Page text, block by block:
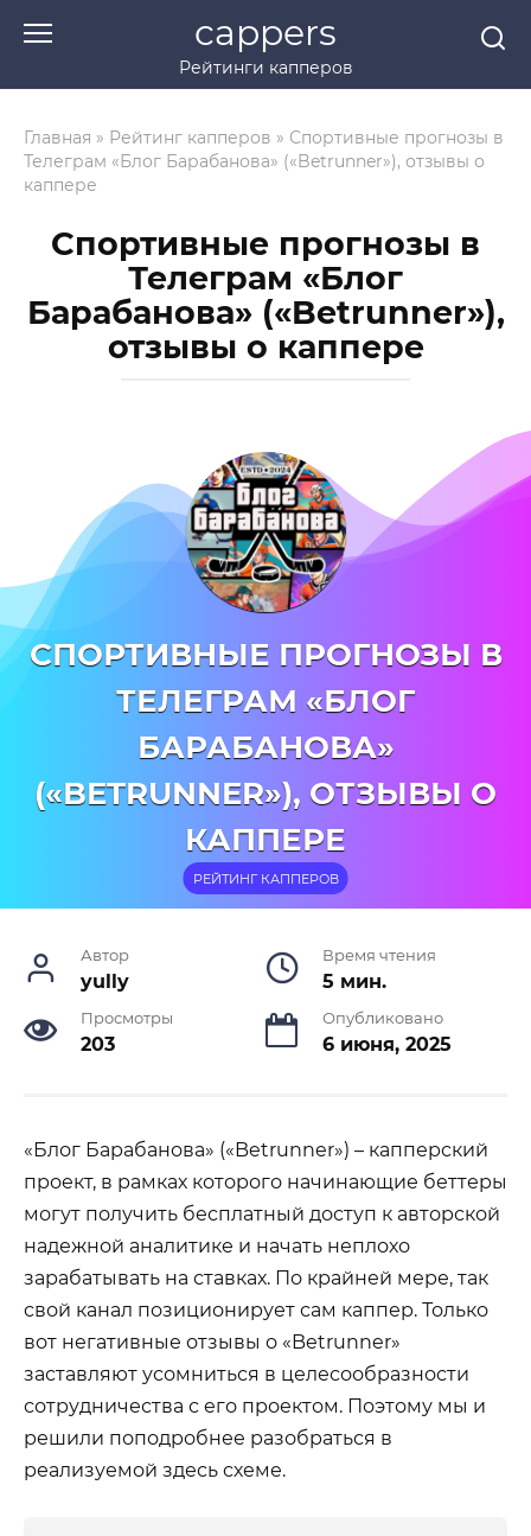
cappers
Рейтинги капперов
Главная » Рейтинг капперов » Спортивные прогнозы в
Телеграм «Блог Барабанова» («Betrunner»), отзывы о
каппере
Спортивные прогнозы в
Телеграм «Блог
Барабанова» («Betrunner»),
отзывы о каппере
СПОРТИВНЫЕ ПРОГНОЗЫ В
ТЕЛЕГРАМ «БЛОГ
БАРАБАНОВА»
(«BETRUNNER»), ОТЗЫВЫ О
КАППЕРЕ
РЕЙТИНГ КАППЕРОВ
Автор
yully
Время чтения
5 мин.
Просмотры
203
Опубликовано
6 июня, 2025
«Блог Барабанова» («Betrunner») – капперский
проект, в рамках которого начинающие беттеры
могут получить бесплатный доступ к авторской
надежной аналитике и начать неплохо
зарабатывать на ставках. По крайней мере, так
свой канал позиционирует сам каппер. Только
вот негативные отзывы о «Betrunner»
заставляют усомниться в целесообразности
сотрудничества с его проектом. Поэтому мы и
решили поподробнее разобраться в
реализуемой здесь схеме.